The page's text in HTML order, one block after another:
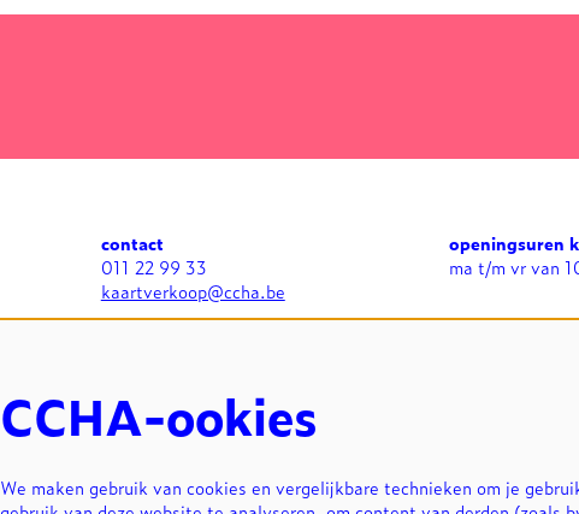
contact
011 22 99 33
kaartverkoop@ccha.be
openingsuren
ma t/m vr van
openingsuren
CCHA-ookies
We maken gebruik van cookies en vergelijkbare technieken om je